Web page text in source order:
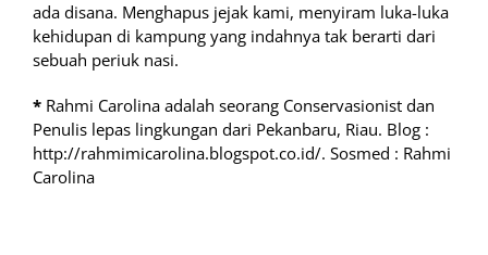
ada disana. Menghapus jejak kami, menyiram luka-luka
kehidupan di kampung yang indahnya tak berarti dari
sebuah periuk nasi.
* Rahmi Carolina adalah seorang Conservasionist dan
Penulis lepas lingkungan dari Pekanbaru, Riau. Blog :
http://rahmimicarolina.blogspot.co.id/. Sosmed : Rahmi
Carolina